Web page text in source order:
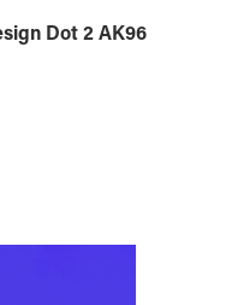
Dot 2 AK96